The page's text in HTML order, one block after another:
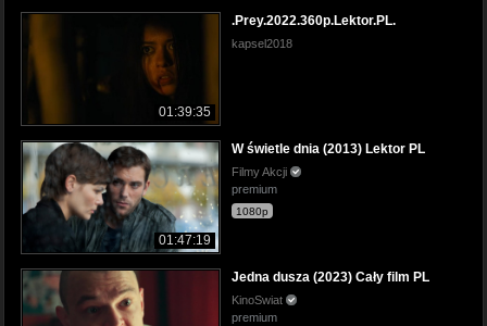
01:39:35
.Prey.2022.360p.Lektor.PL.
kapsel2018
01:47:19
W świetle dnia (2013) Lektor PL
Filmy Akcji
premium
1080p
Jedna dusza (2023) Cały film PL
KinoSwiat
premium